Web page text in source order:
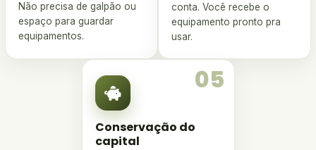
Não precisa de galpão ou
espaço para guardar
equipamentos.
conta. Você recebe o
equipamento pronto pra
usar.
05
Conservação do
capital